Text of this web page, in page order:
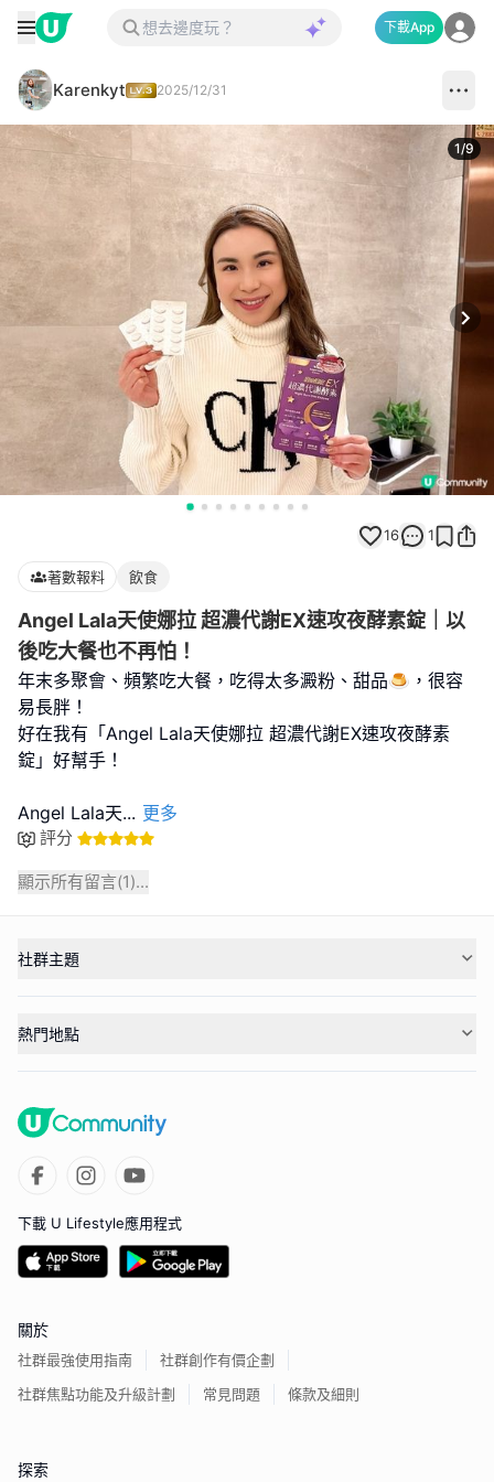
下載App
Karenkyt 2025/12/31
1/9
16 1
著數報料 飲食
Angel Lala天使娜拉 超濃代謝EX速攻夜酵素錠｜以
後吃大餐也不再怕！
年末多聚會、頻繁吃大餐，吃得太多澱粉、甜品🍮，很容
易長胖！
好在我有「Angel Lala天使娜拉 超濃代謝EX速攻夜酵素
錠」好幫手！
Angel Lala天... 更多
評分
顯示所有留言(1)...
社群主題
熱門地點
下載 U Lifestyle應用程式
關於
社群最強使用指南
社群創作有價企劃
社群焦點功能及升級計劃
常見問題 條款及細則
探索